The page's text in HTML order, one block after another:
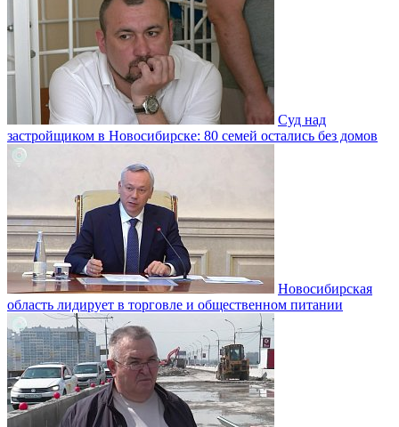
Суд над
застройщиком в Новосибирске: 80 семей остались без домов
Новосибирская
область лидирует в торговле и общественном питании